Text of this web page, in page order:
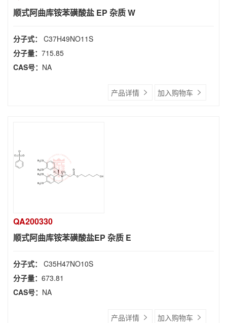
顺式阿曲库铵苯磺酸盐 EP 杂质 W
分子式： C37H49NO11S
分子量： 715.85
CAS号： NA
产品详情 加入购物车
QA200330
顺式阿曲库铵苯磺酸盐EP 杂质 E
分子式： C35H47NO10S
分子量： 673.81
CAS号： NA
产品详情 加入购物车